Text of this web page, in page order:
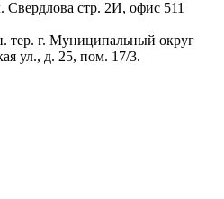
Свердлова стр. 2И, офис 511
тер. г. Муниципальный округ
ул., д. 25, пом. 17/3.